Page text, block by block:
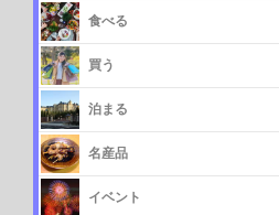
食べる
買う
泊まる
名産品
イベント